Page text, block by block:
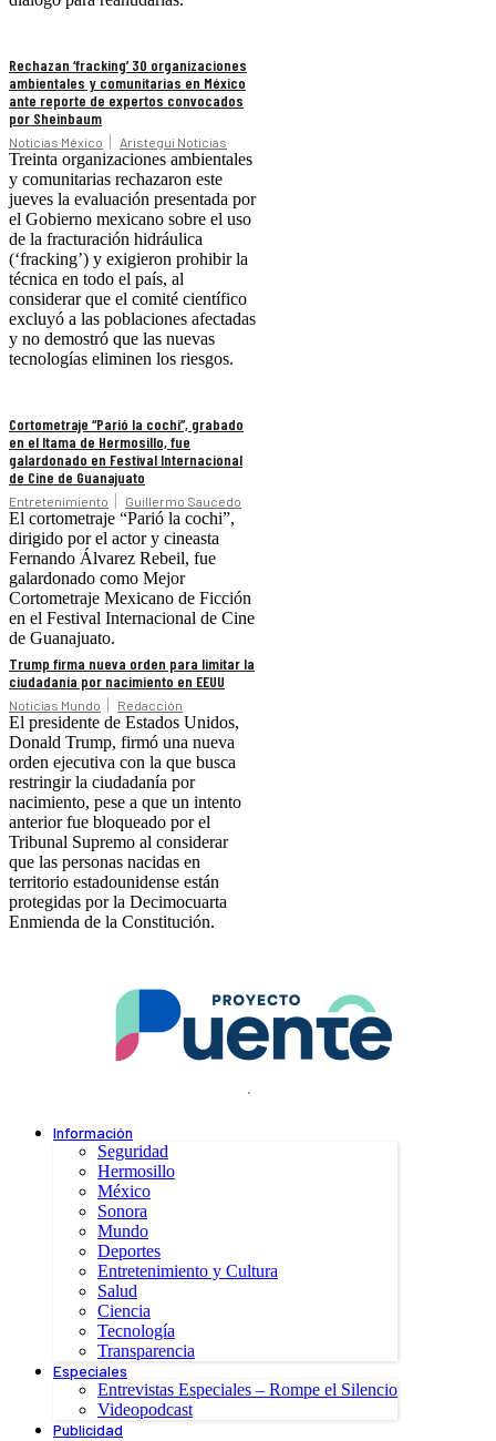
Rechazan ‘fracking’ 30 organizaciones
ambientales y comunitarias en México
ante reporte de expertos convocados
por Sheinbaum
Noticias México Aristegui Noticias
Treinta organizaciones ambientales
y comunitarias rechazaron este
jueves la evaluación presentada por
el Gobierno mexicano sobre el uso
de la fracturación hidráulica
(‘fracking’) y exigieron prohibir la
técnica en todo el país, al
considerar que el comité científico
excluyó a las poblaciones afectadas
y no demostró que las nuevas
tecnologías eliminen los riesgos.
Cortometraje “Parió la cochi”, grabado
en el Itama de Hermosillo, fue
galardonado en Festival Internacional
de Cine de Guanajuato
Entretenimiento Guillermo Saucedo
El cortometraje “Parió la cochi”,
dirigido por el actor y cineasta
Fernando Álvarez Rebeil, fue
galardonado como Mejor
Cortometraje Mexicano de Ficción
en el Festival Internacional de Cine
de Guanajuato.
Trump firma nueva orden para limitar la
ciudadanía por nacimiento en EEUU
Noticias Mundo Redacción
El presidente de Estados Unidos,
Donald Trump, firmó una nueva
orden ejecutiva con la que busca
restringir la ciudadanía por
nacimiento, pese a que un intento
anterior fue bloqueado por el
Tribunal Supremo al considerar
que las personas nacidas en
territorio estadounidense están
protegidas por la Decimocuarta
Enmienda de la Constitución.
.
Información
Seguridad
Hermosillo
México
Sonora
Mundo
Deportes
Entretenimiento y Cultura
Salud
Ciencia
Tecnología
Transparencia
Especiales
Entrevistas Especiales – Rompe el Silencio
Videopodcast
Publicidad